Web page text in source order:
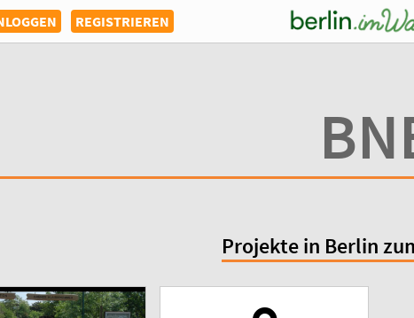
REGISTRIEREN
Projekte in Berlin